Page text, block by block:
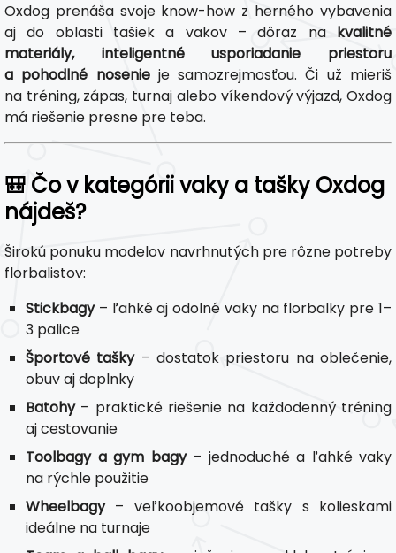
Oxdog prenáša svoje know-how z herného vybavenia
aj do oblasti tašiek a vakov – dôraz na kvalitné
materiály, inteligentné usporiadanie priestoru
a pohodlné nosenieje samozrejmosťou. Či už mieriš
na tréning, zápas, turnaj alebo víkendový výjazd, Oxdog
má riešenie presne pre teba.
🎒 Čo v kategórii vaky a tašky Oxdog
nájdeš?
Širokú ponuku modelov navrhnutých pre rôzne potreby
florbalistov:
Stickbagy– ľahké aj odolné vaky na florbalky pre 1–
3 palice
Športové tašky– dostatok priestoru na oblečenie,
obuv aj doplnky
Batohy– praktické riešenie na každodenný tréning
aj cestovanie
Toolbagy a gym bagy– jednoduché a ľahké vaky
na rýchle použitie
Wheelbagy– veľkoobjemové tašky s kolieskami
ideálne na turnaje